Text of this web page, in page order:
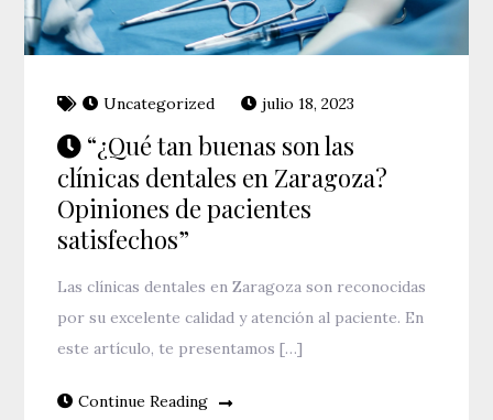
Uncategorized julio 18, 2023
“¿Qué tan buenas son las
clínicas dentales en Zaragoza?
Opiniones de pacientes
satisfechos”
Las clínicas dentales en Zaragoza son reconocidas
por su excelente calidad y atención al paciente. En
este artículo, te presentamos […]
Continue Reading